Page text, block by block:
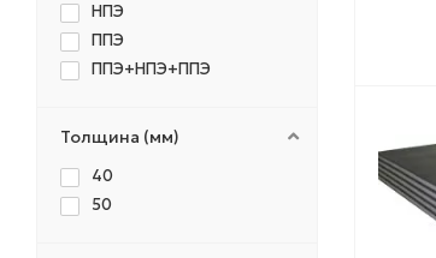
НПЭ
ППЭ
ППЭ+НПЭ+ППЭ
Толщина (мм)
40
50